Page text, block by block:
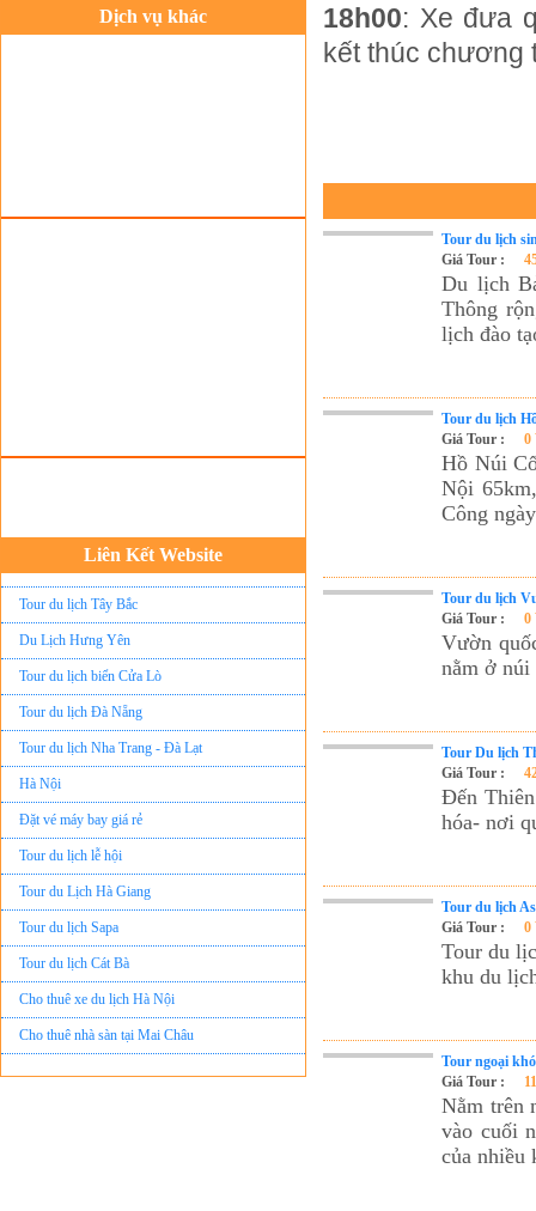
Dịch vụ khác
Liên Kết Website
Du lịch quốc tế Ánh Sao Mới
Tour du lịch Tây Bắc
Du Lịch Hưng Yên
Tour du lịch biển Cửa Lò
Tour du lịch Đà Nẵng
Tour du lịch Nha Trang - Đà Lạt
Hà Nội
Đặt vé máy bay giá rẻ
Tour du lịch lễ hội
Tour du Lịch Hà Giang
Tour du lịch Sapa
Tour du lịch Cát Bà
Cho thuê xe du lịch Hà Nội
Cho thuê nhà sàn tại Mai Châu
Cho thuê nhà sàn tại Thung Nai
18h00: Xe đưa
kết thúc chương
Tour du lịch
Giá Tour :
Du lịch
Thông
lịch đào
Tour du lịch
Giá Tour :
0
Hồ Núi
Nội
Công
Tour du lịch
Giá Tour :
0
Vườn
nằm ở
Tour Du lịch
Giá Tour :
Đến
hóa- nơi
Tour du lịch
Giá Tour :
0
Tour du
khu du
Tour ngoại
Giá Tour :
Nằm trên
vào cuối
của nhiều